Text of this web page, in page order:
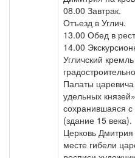
08.00 Завтрак.
Отъезд в Углич.
13.00 Обед в
14.00
Угличский
Палаты
удельных
сохранившаяся
(здание 15 века).
Церковь
месте гибели